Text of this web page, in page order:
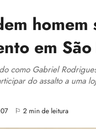
em São
como Gabriel
do assalto a uma
⚐ 2 min de leitura